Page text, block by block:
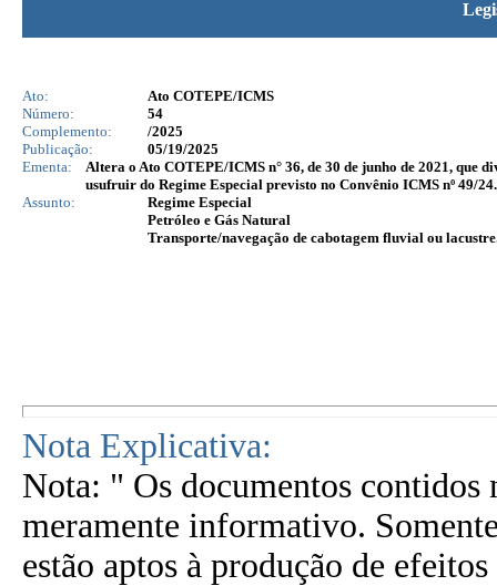
Ato:
Ato COTEPE/ICMS
Número:
54
Complemento:
/2025
Publicação:
05/19/2025
Ementa:
Altera o Ato COTEPE/ICMS n° 36, de 30 de junho de 2021, que
usufruir do Regime Especial previsto no Convênio ICMS nº 49/24.
Assunto:
Regime Especial
Petróleo e Gás Natural
Transporte/navegação de cabotagem fluvial ou
Nota Explicativa:
Nota: " Os documentos contidos
meramente informativo.
estão aptos à produção de